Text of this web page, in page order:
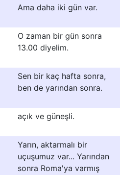
Ama daha iki gün var.
O zaman bir gün sonra
13.00 diyelim.
Sen bir kaç hafta sonra,
ben de yarından sonra.
açık ve güneşli.
Yarın, aktarmalı bir
uçuşumuz var... Yarından
sonra Roma'ya varmış